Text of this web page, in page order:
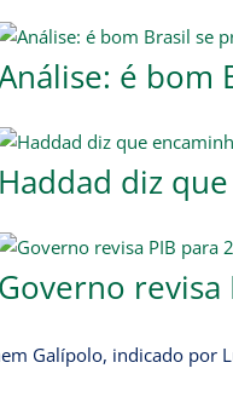
é bom
Haddad diz
Governo revisa
Galípolo, indicado por